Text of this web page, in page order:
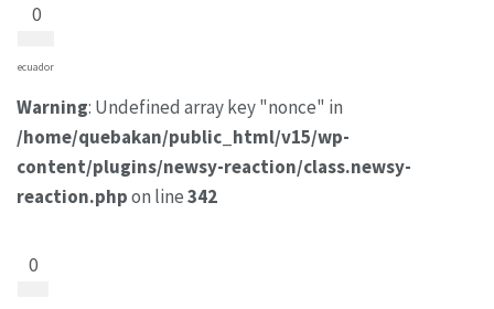
0
ecuador
Warning: Undefined array key "nonce" in
/home/quebakan/public_html/v15/wp-
content/plugins/newsy-reaction/class.newsy-
reaction.phpon line342
0